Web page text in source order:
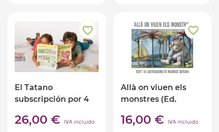
El Tatano
subscripción por 4
26,00 € IVA incluido
Allà on viuen els
monstres (Ed.
16,00 € IVA incluido